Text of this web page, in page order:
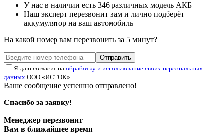
У нас в наличии есть 346 различных модель АКБ
Наш эксперт перезвонит вам и лично подберёт
аккумулятор на ваш автомобиль
На какой номер вам перезвонить за 5 минут?
Отправить
Я даю согласие на обработку и использование своих персональных
данных ООО «ИСТОК»
Ваше сообщение успешно отправлено!
Спасибо за заявку!
Менеджер перезвонит
Вам в ближайшее время